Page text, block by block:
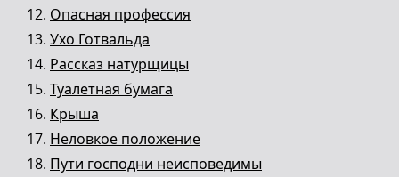
Опасная профессия
Ухо Готвальда
Рассказ натурщицы
Туалетная бумага
Крыша
Неловкое положение
Пути господни неисповедимы